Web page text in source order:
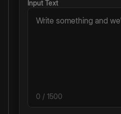
Input Text
0 / 1500